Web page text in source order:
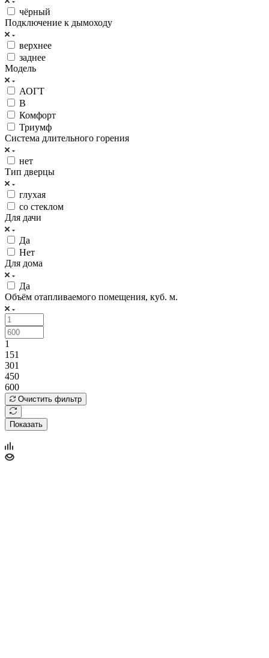
чёрный
Подключение к дымоходу
верхнее
заднее
Модель
АОГТ
В
Комфорт
Триумф
Система длительного горения
нет
Тип дверцы
глухая
со стеклом
Для дачи
Да
Нет
Для дома
Да
Объём отапливаемого помещения, куб. м.
1
151
301
450
600
Очистить фильтр
Показать